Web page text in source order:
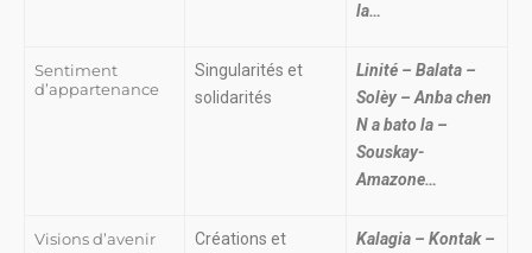
la…
Sentiment
d’appartenance
Singularités et
solidarités
Linité – Balata –
Solèy – Anba chen
N a bato la –
Souskay-
Amazone…
Visions d’avenir
Créations et
Kalagia – Kontak –